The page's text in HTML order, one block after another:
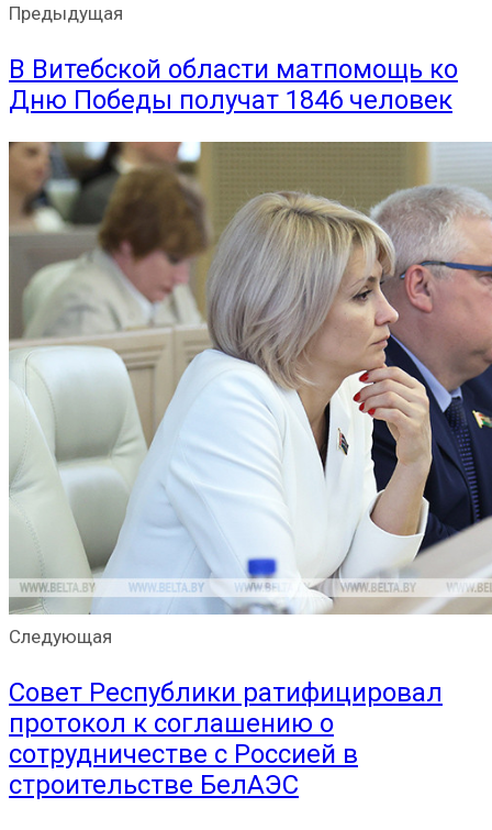
Предыдущая
В Витебской области матпомощь ко
Дню Победы получат 1846 человек
Следующая
Совет Республики ратифицировал
протокол к соглашению о
сотрудничестве с Россией в
строительстве БелАЭС